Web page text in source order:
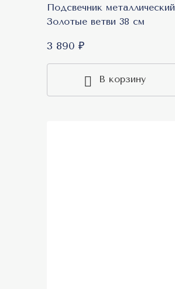
Подсвечник металлический
Золотые ветви 38 см
3 890 ₽
В корзину